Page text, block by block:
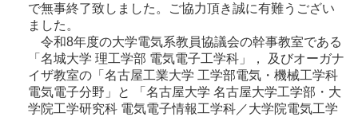
で無事終了致しました。ご協力頂き誠に有難うござい
ました。
令和8年度の大学電気系教員協議会の幹事教室である
「名城大学 理工学部 電気電子工学科」， 及びオーガナ
イザ教室の「名古屋工業大学 工学部電気・機械工学科
電気電子分野」と 「名古屋大学 名古屋大学工学部・大
学院工学研究科 電気電子情報工学科／大学院電気工学